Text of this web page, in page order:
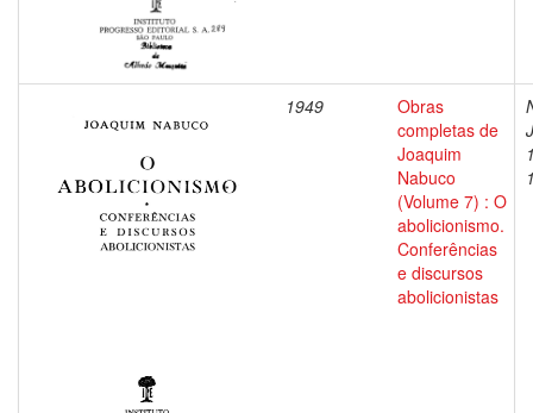
1949
Obras
completas de
Joaquim
Nabuco
(Volume 7) : O
abolicionismo.
Conferências
e discursos
abolicionistas